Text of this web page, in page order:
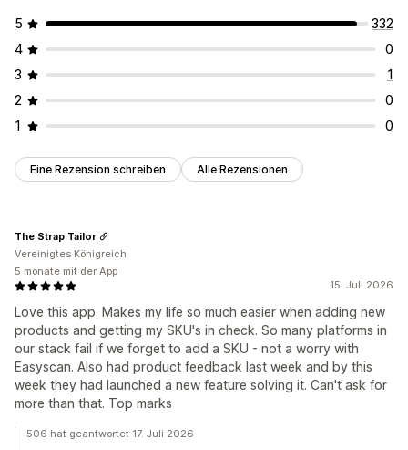
5
332
4
0
3
1
2
0
1
0
Eine Rezension schreiben Alle Rezensionen
15. Juli 2026
Love this app. Makes my life so much easier when adding new
products and getting my SKU's in check. So many platforms in
our stack fail if we forget to add a SKU - not a worry with
Easyscan. Also had product feedback last week and by this
week they had launched a new feature solving it. Can't ask for
more than that. Top marks
The Strap Tailor
Vereinigtes Königreich
5 monate mit der App
506 hat geantwortet 17. Juli 2026